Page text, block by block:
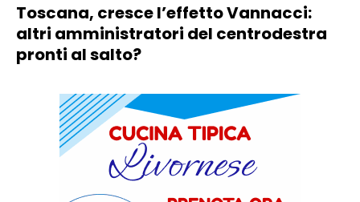
Toscana, cresce l’effetto Vannacci:
altri amministratori del centrodestra
pronti al salto?